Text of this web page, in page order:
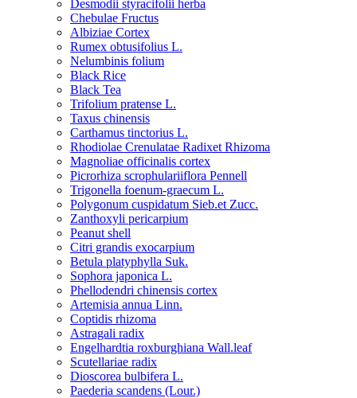
Desmodii styracifolii herba
Chebulae Fructus
Albiziae Cortex
Rumex obtusifolius L.
Nelumbinis folium
Black Rice
Black Tea
Trifolium pratense L.
Taxus chinensis
Carthamus tinctorius L.
Rhodiolae Crenulatae Radixet Rhizoma
Magnoliae officinalis cortex
Picrorhiza scrophulariiflora Pennell
Trigonella foenum-graecum L.
Polygonum cuspidatum Sieb.et Zucc.
Zanthoxyli pericarpium
Peanut shell
Citri grandis exocarpium
Betula platyphylla Suk.
Sophora japonica L.
Phellodendri chinensis cortex
Artemisia annua Linn.
Coptidis rhizoma
Astragali radix
Engelhardtia roxburghiana Wall.leaf
Scutellariae radix
Dioscorea bulbifera L.
Paederia scandens (Lour.)